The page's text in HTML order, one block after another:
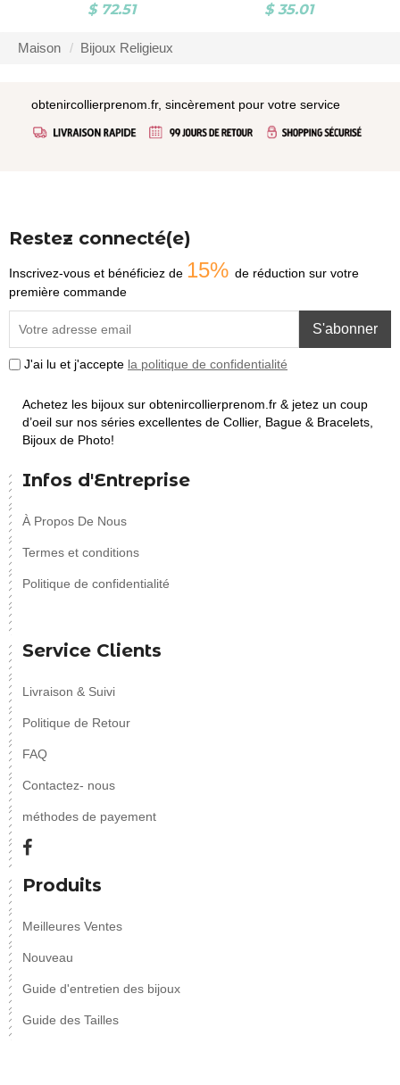
$ 72.51 $ 35.01
Maison Bijoux Religieux
obtenircollierprenom.fr, sincèrement pour votre service
Restez connecté(e)
Inscrivez-vous et bénéficiez de 15% de réduction sur votre
première commande
S'abonner
J'ai lu et j'accepte la politique de confidentialité
Achetez les bijoux sur obtenircollierprenom.fr & jetez un coup
d’oeil sur nos séries excellentes de Collier, Bague & Bracelets,
Bijoux de Photo!
Infos d'Entreprise
À Propos De Nous
Termes et conditions
Politique de confidentialité
Service Clients
Livraison & Suivi
Politique de Retour
FAQ
Contactez- nous
méthodes de payement
Produits
Meilleures Ventes
Nouveau
Guide d'entretien des bijoux
Guide des Tailles